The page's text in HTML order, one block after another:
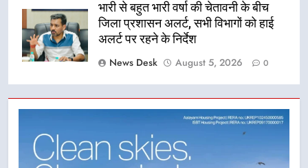
भारी से बहुत भारी वर्षा की चेतावनी के बीच
जिला प्रशासन अलर्ट, सभी विभागों को हाई
अलर्ट पर रहने के निर्देश
News Desk
August 5, 2026 0